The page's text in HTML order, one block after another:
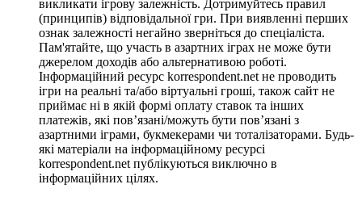
викликати ігрову залежність. Дотримуйтесь правил
(принципів) відповідальної гри. При виявленні перших
ознак залежності негайно зверніться до спеціаліста.
Пам'ятайте, що участь в азартних іграх не може бути
джерелом доходів або альтернативою роботі.
Інформаційний ресурс korrespondent.net не проводить
ігри на реальні та/або віртуальні гроші, також сайт не
приймає ні в якій формі оплату ставок та інших
платежів, які пов’язані/можуть бути пов’язані з
азартними іграми, букмекерами чи тоталізаторами. Будь-
які матеріали на інформаційному ресурсі
korrespondent.net публікуються виключно в
інформаційних цілях.